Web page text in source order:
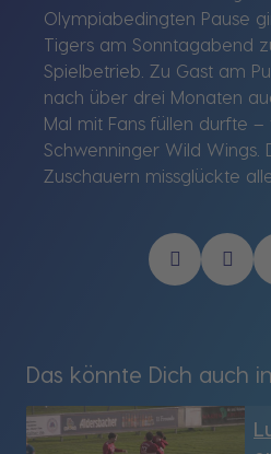
Olympiabedingten Pause
Tigers am Sonntagabend
Spielbetrieb. Zu Gast am
nach über drei Monaten
Mal mit Fans füllen durfte
Schwenninger Wild Wings.
Zuschauern missglückte
Das könnte Dich auch